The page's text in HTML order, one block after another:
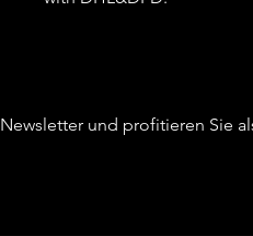
Newsletter und profitieren Sie